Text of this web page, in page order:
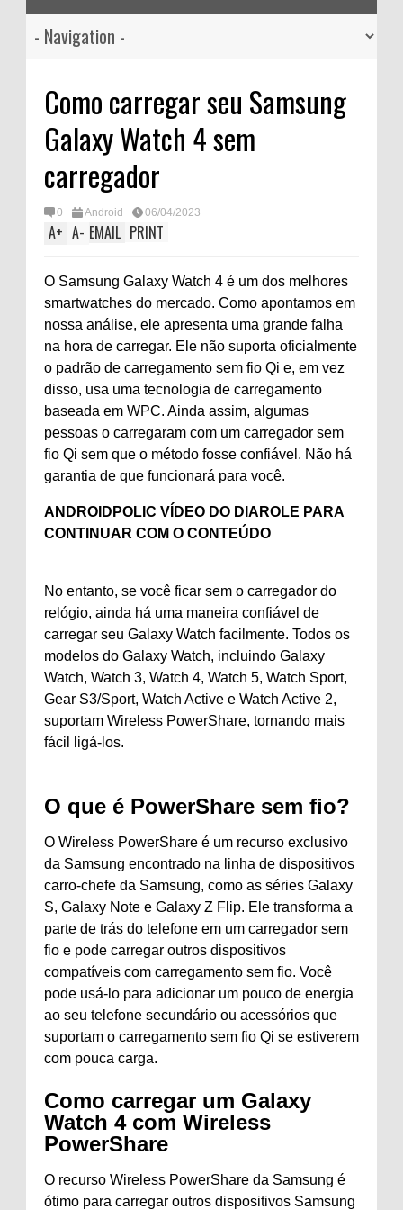
Como carregar seu Samsung
Galaxy Watch 4 sem
carregador
0 Android 06/04/2023
A+ A- EMAIL PRINT
O Samsung Galaxy Watch 4 é um dos melhores
smartwatches do mercado. Como apontamos em
nossa análise, ele apresenta uma grande falha
na hora de carregar. Ele não suporta oficialmente
o padrão de carregamento sem fio Qi e, em vez
disso, usa uma tecnologia de carregamento
baseada em WPC. Ainda assim, algumas
pessoas o carregaram com um carregador sem
fio Qi sem que o método fosse confiável. Não há
garantia de que funcionará para você.
ANDROIDPOLIC VÍDEO DO DIA ROLE PARA
CONTINUAR COM O CONTEÚDO
No entanto, se você ficar sem o carregador do
relógio, ainda há uma maneira confiável de
carregar seu Galaxy Watch facilmente. Todos os
modelos do Galaxy Watch, incluindo Galaxy
Watch, Watch 3, Watch 4, Watch 5, Watch Sport,
Gear S3/Sport, Watch Active e Watch Active 2,
suportam Wireless PowerShare, tornando mais
fácil ligá-los.
O que é PowerShare sem fio?
O Wireless PowerShare é um recurso exclusivo
da Samsung encontrado na linha de dispositivos
carro-chefe da Samsung, como as séries Galaxy
S, Galaxy Note e Galaxy Z Flip. Ele transforma a
parte de trás do telefone em um carregador sem
fio e pode carregar outros dispositivos
compatíveis com carregamento sem fio. Você
pode usá-lo para adicionar um pouco de energia
ao seu telefone secundário ou acessórios que
suportam o carregamento sem fio Qi se estiverem
com pouca carga.
Como carregar um Galaxy
Watch 4 com Wireless
PowerShare
O recurso Wireless PowerShare da Samsung é
ótimo para carregar outros dispositivos Samsung